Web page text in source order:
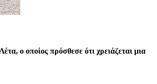
ο οποίος πρόσθεσε ότι χρειάζεται μια